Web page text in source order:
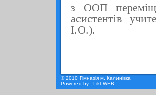
з ООП
асистентів
І.О.).
© 2010 Гімназія м. Калинівка
Powered by : Likt WEB